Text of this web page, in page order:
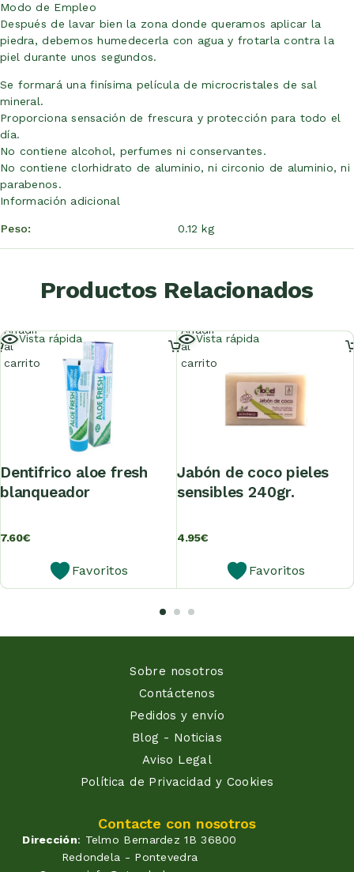
Modo de Empleo
Después de lavar bien la zona donde queramos aplicar la
piedra, debemos humedecerla con agua y frotarla contra la
piel durante unos segundos.
Se formará una finísima película de microcristales de sal
mineral.
Proporciona sensación de frescura y protección para todo el
día.
No contiene alcohol, perfumes ni conservantes.
No contiene clorhidrato de aluminio, ni circonio de aluminio, ni
parabenos.
Información adicional
Peso 0.12 kg
Productos Relacionados
Vista rápida
dentifrico aloe fresh
blanqueador
7.60€
Favoritos
Añadir
al
carrito
Vista rápida
jabón de coco pieles
sensibles 240gr.
4.95€
Favoritos
Añadir
al
carrito
Sobre nosotros
Contáctenos
Pedidos y envío
Blog - Noticias
Aviso Legal
Política de Privacidad y Cookies
Contacte con nosotros
Dirección: Telmo Bernardez 1B 36800
Redondela - Pontevedra